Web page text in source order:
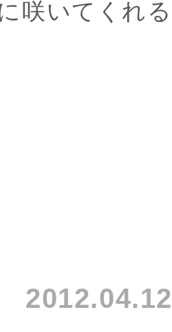
咲いてくれ